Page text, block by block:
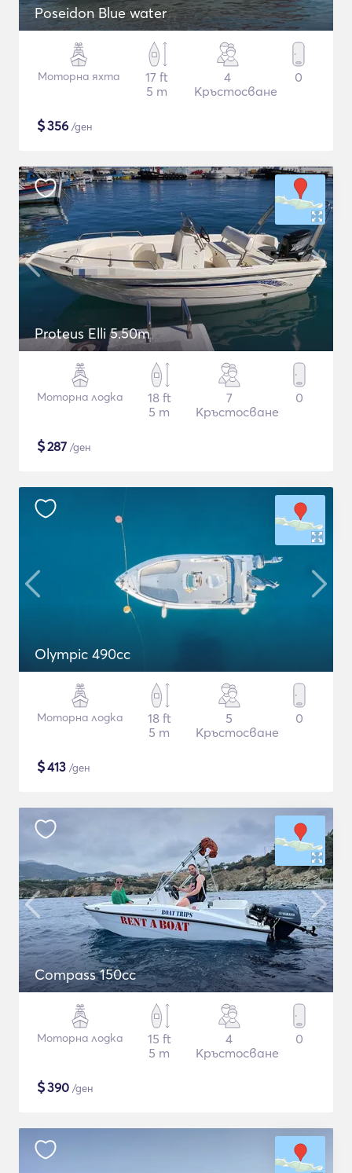
Poseidon Blue water
Моторна яхта
17 ft
5 m
4
Кръстосване
0
$356 /ден
Proteus Elli 5.50m
Моторна лодка
18 ft
5 m
7
Кръстосване
0
$287 /ден
Olympic 490cc
Моторна лодка
18 ft
5 m
5
Кръстосване
0
$413 /ден
Compass 150cc
Моторна лодка
15 ft
5 m
4
Кръстосване
0
$390 /ден